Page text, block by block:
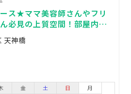
ス★ママ美容師さんやフリ
必見の上質空間！部屋内に
天神橋
金
土
日
月